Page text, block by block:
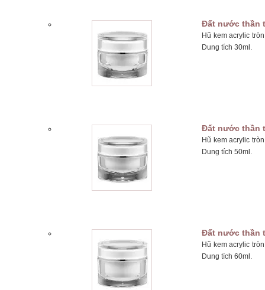
Đất nước thần
Hũ kem acrylic
Dung tích 30ml.
Đất nước thần
Hũ kem acrylic
Dung tích 50ml.
Đất nước thần
Hũ kem acrylic
Dung tích 60ml.